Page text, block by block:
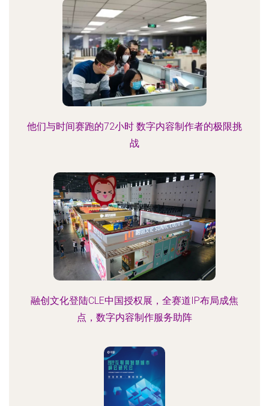
他们与时间赛跑的72小时 数字内容制作者的极限挑
战
融创文化登陆CLE中国授权展，全赛道IP布局成焦
点，数字内容制作服务助阵